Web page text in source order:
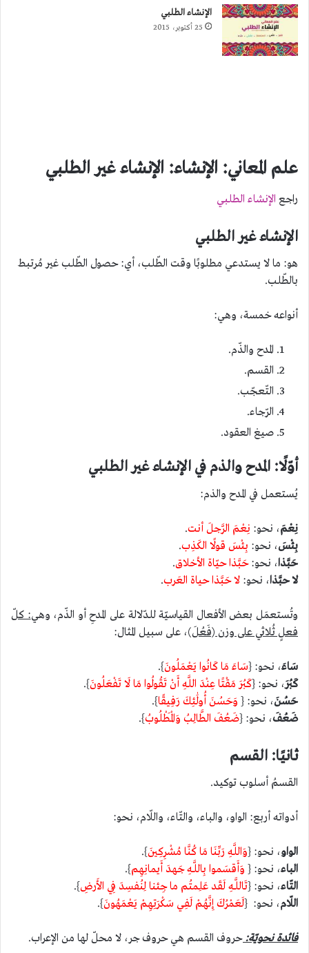
الإنشاء الطلبي
25 أكتوبر، 2015
علم المعاني: الإنشاء: الإنشاء غير الطلبي
راجع الإنشاء الطلبي
الإنشاء غير الطلبي
هو: ما لا يستدعي مطلوبًا وقت الطّلب، أي: حصول الطّلب غير مُرتبط
بالطّلب.
أنواعه خمسة، وهي:
المدح والذّم.
القسم.
التّعجّب.
الرّجاء.
صيغ العقود.
أوّلًا: المدح والذم في الإنشاء غير الطلبي
يُستعمل في المدح والذم:
نِعْمَ، نحو: نِعْمَ الرَّجلَ أنت.
بِئْسَ، نحو: بِئْسَ قولًا الكَذِب.
حَبَّذا، نحو: حَبَّذا حيّاة الأخلاق.
لا حبَّذا، نحو: لا حَبَّذا حياة العَرب.
وتُستعمَل بعض الأفعال القياسيّة للدّلالة على المدحِ أو الذّم، وهي: كلّ
فعلٍ ثُلاثي على وزن (فَعُلَ)، على سبيل المثال:
سَاءَ، نحو: {سَاءَ مَا كَانُوا يَعْمَلُونَ}.
كَبُرَ، نحو: {كَبُرَ مَقْتًا عِنْدَ اللَّهِ أَنْ تَقُولُوا مَا لَا تَفْعَلُونَ}.
حَسُنَ، نحو: { وَحَسُنَ أُولَٰئِكَ رَفِيقًا}.
ضَعُفَ، نحو: {ضَعُفَ الطَّالِبُ وَالْمَطْلُوبُ}.
ثانيًا: القسم
القسمُ أسلوب توكيد.
أدواته أربع: الواو، والباء، والتّاء، واللّام، نحو:
الواو، نحو: {وَاللَّهِ رَبِّنَا مَا كُنَّا مُشْرِكِينَ}.
الباء، نحو: { وَأَقسَموا بِاللَّـهِ جَهدَ أَيمانِهِم}.
التّاء، نحو: {تَاللَّـهِ لَقَد عَلِمتُم ما جِئنا لِنُفسِدَ فِي الأَرضِ}.
اللّام، نحو: {لَعَمْرُكَ إِنَّهُمْ لَفِي سَكْرَتِهِمْ يَعْمَهُونَ}.
فائدة نحويّة:حروف القسم هي حروف جر، لا محلّ لها من الإعراب.